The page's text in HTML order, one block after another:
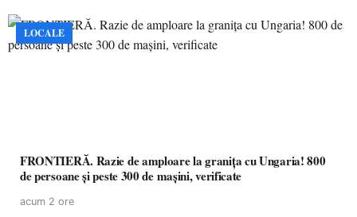
LOCALE
FRONTIERĂ. Razie de amploare la granița cu Ungaria! 800
de persoane și peste 300 de mașini, verificate
acum 2 ore